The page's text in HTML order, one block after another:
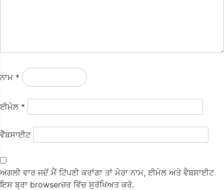
ਨਾਮ *
ਈਮੇਲ *
ਵੈੱਬਸਾਈਟ
ਅਗਲੀ ਵਾਰ ਜਦੋਂ ਮੈਂ ਟਿੱਪਣੀ ਕਰਾਂਗਾ ਤਾਂ ਮੇਰਾ ਨਾਮ, ਈਮੇਲ ਅਤੇ ਵੈਬਸਾਈਟ
ਇਸ ਬ੍ਰਾ browserਜ਼ਰ ਵਿੱਚ ਸੁਰੱਖਿਅਤ ਕਰੋ.